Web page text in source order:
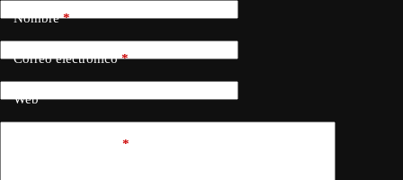
Nombre*
Correo electrónico*
Web
*